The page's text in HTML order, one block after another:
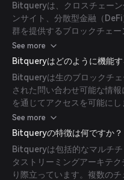
Bitqueryは、クロスチェー
ンサイト、分散型金融（
群を提供するブロックチェ
す。45以上のブロックチェ
アルタイムおよび過去データ
See more
Bitqueryはどのように機能す
Bitqueryは生のブロックチ
された問い合わせ可能な情
を通じてアクセスを可能に
エリを書けば複数のチェーン
減できます。プラットフォー
能により、アプリケーショ
ーン状態にアクセスできます
See more
Bitqueryの特徴は何ですか？
Bitqueryは包括的なマルチ
タストリーミングアーキテ
り際立っています。複数の